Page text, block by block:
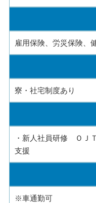
雇用保険、労災保険、
寮・社宅制度あり
・新人社員研修 Ｏ
支援
※車通勤可